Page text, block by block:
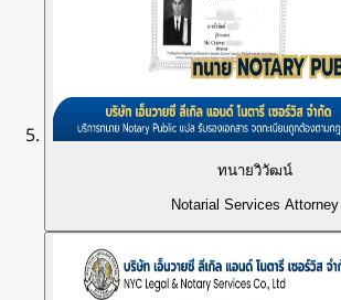
ทนายวิวัฒน์
Notarial Services Attorney